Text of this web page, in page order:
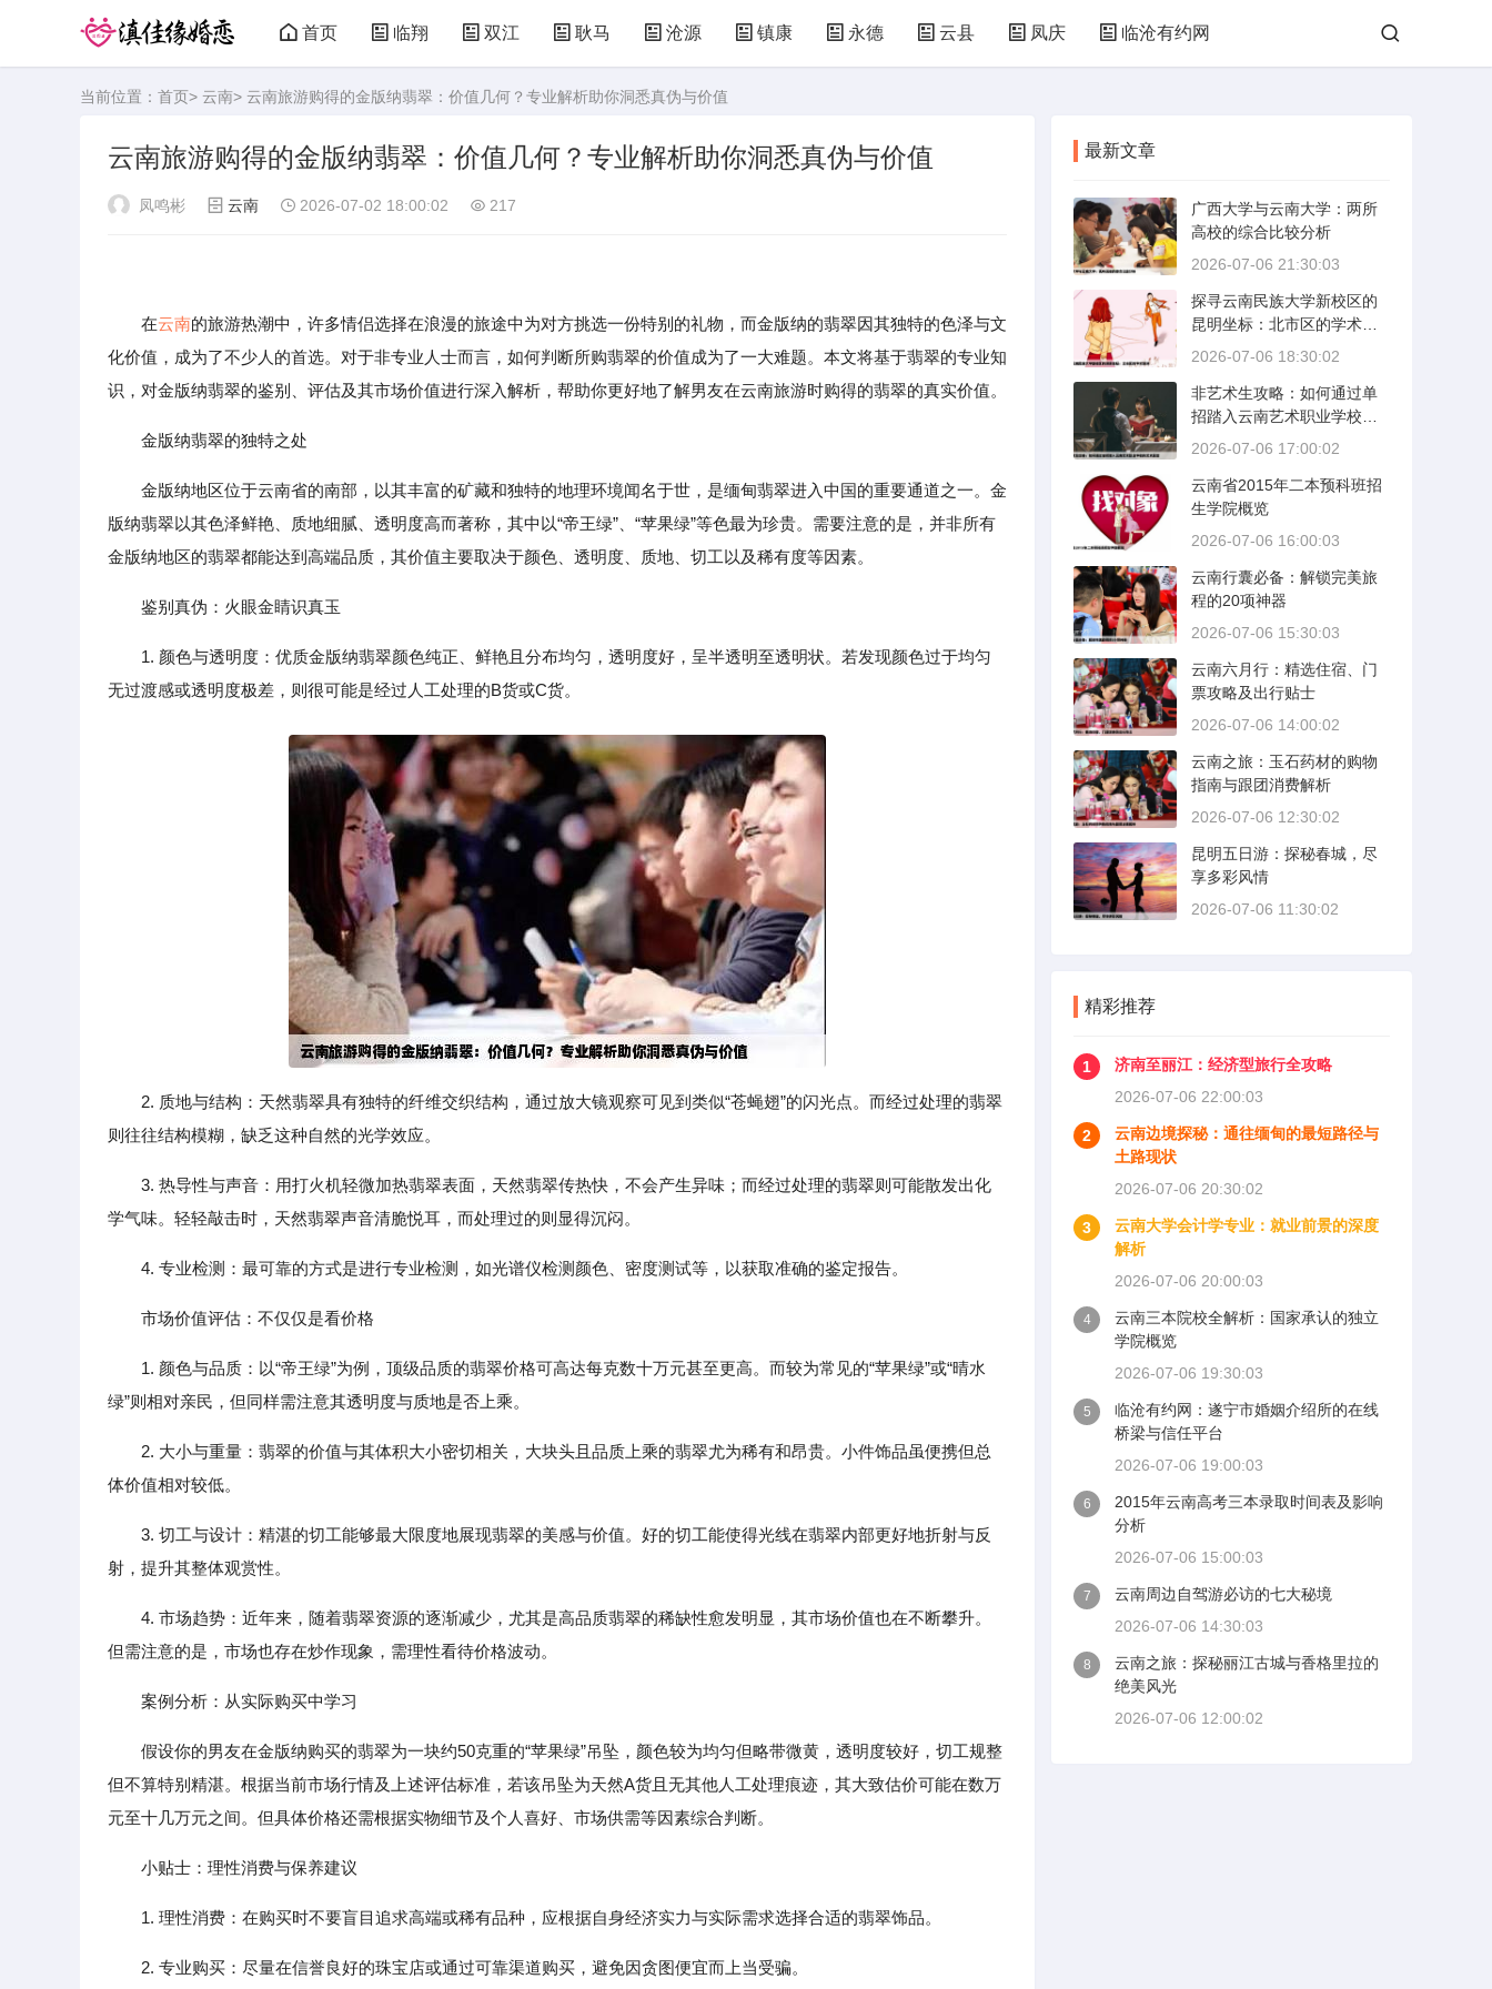
首页 临翔 双江 耿马 沧源 镇康 永德 云县 凤庆 临沧有约网
当前位置： 首页> 云南> 云南旅游购得的金版纳翡翠：价值几何？专业解析助你洞悉真伪与价值
云南旅游购得的金版纳翡翠：价值几何？专业解析助你洞悉真伪与价值
凤鸣彬 云南 2026-07-02 18:00:02 217
在云南的旅游热潮中，许多情侣选择在浪漫的旅途中为对方挑选一份特别的礼物，而金版纳的翡翠因其独特的色泽与文
化价值，成为了不少人的首选。对于非专业人士而言，如何判断所购翡翠的价值成为了一大难题。本文将基于翡翠的专业知
识，对金版纳翡翠的鉴别、评估及其市场价值进行深入解析，帮助你更好地了解男友在云南旅游时购得的翡翠的真实价值。
金版纳翡翠的独特之处
金版纳地区位于云南省的南部，以其丰富的矿藏和独特的地理环境闻名于世，是缅甸翡翠进入中国的重要通道之一。金
版纳翡翠以其色泽鲜艳、质地细腻、透明度高而著称，其中以“帝王绿”、“苹果绿”等色最为珍贵。需要注意的是，并非所有
金版纳地区的翡翠都能达到高端品质，其价值主要取决于颜色、透明度、质地、切工以及稀有度等因素。
鉴别真伪：火眼金睛识真玉
1. 颜色与透明度：优质金版纳翡翠颜色纯正、鲜艳且分布均匀，透明度好，呈半透明至透明状。若发现颜色过于均匀
无过渡感或透明度极差，则很可能是经过人工处理的B货或C货。
2. 质地与结构：天然翡翠具有独特的纤维交织结构，通过放大镜观察可见到类似“苍蝇翅”的闪光点。而经过处理的翡翠
则往往结构模糊，缺乏这种自然的光学效应。
3. 热导性与声音：用打火机轻微加热翡翠表面，天然翡翠传热快，不会产生异味；而经过处理的翡翠则可能散发出化
学气味。轻轻敲击时，天然翡翠声音清脆悦耳，而处理过的则显得沉闷。
4. 专业检测：最可靠的方式是进行专业检测，如光谱仪检测颜色、密度测试等，以获取准确的鉴定报告。
市场价值评估：不仅仅是看价格
1. 颜色与品质：以“帝王绿”为例，顶级品质的翡翠价格可高达每克数十万元甚至更高。而较为常见的“苹果绿”或“晴水
绿”则相对亲民，但同样需注意其透明度与质地是否上乘。
2. 大小与重量：翡翠的价值与其体积大小密切相关，大块头且品质上乘的翡翠尤为稀有和昂贵。小件饰品虽便携但总
体价值相对较低。
3. 切工与设计：精湛的切工能够最大限度地展现翡翠的美感与价值。好的切工能使得光线在翡翠内部更好地折射与反
射，提升其整体观赏性。
4. 市场趋势：近年来，随着翡翠资源的逐渐减少，尤其是高品质翡翠的稀缺性愈发明显，其市场价值也在不断攀升。
但需注意的是，市场也存在炒作现象，需理性看待价格波动。
案例分析：从实际购买中学习
假设你的男友在金版纳购买的翡翠为一块约50克重的“苹果绿”吊坠，颜色较为均匀但略带微黄，透明度较好，切工规整
但不算特别精湛。根据当前市场行情及上述评估标准，若该吊坠为天然A货且无其他人工处理痕迹，其大致估价可能在数万
元至十几万元之间。但具体价格还需根据实物细节及个人喜好、市场供需等因素综合判断。
小贴士：理性消费与保养建议
1. 理性消费：在购买时不要盲目追求高端或稀有品种，应根据自身经济实力与实际需求选择合适的翡翠饰品。
2. 专业购买：尽量在信誉良好的珠宝店或通过可靠渠道购买，避免因贪图便宜而上当受骗。
最新文章
广西大学与云南大学：两所
高校的综合比较分析
2026-07-06 21:30:03
探寻云南民族大学新校区的
昆明坐标：北市区的学术绿
洲
2026-07-06 18:30:02
非艺术生攻略：如何通过单
招踏入云南艺术职业学校的
艺术殿堂
2026-07-06 17:00:02
云南省2015年二本预科班招
生学院概览
2026-07-06 16:00:03
云南行囊必备：解锁完美旅
程的20项神器
2026-07-06 15:30:03
云南六月行：精选住宿、门
票攻略及出行贴士
2026-07-06 14:00:02
云南之旅：玉石药材的购物
指南与跟团消费解析
2026-07-06 12:30:02
昆明五日游：探秘春城，尽
享多彩风情
2026-07-06 11:30:02
精彩推荐
1
济南至丽江：经济型旅行全攻略
2026-07-06 22:00:03
2
云南边境探秘：通往缅甸的最短路径与
土路现状
2026-07-06 20:30:02
3
云南大学会计学专业：就业前景的深度
解析
2026-07-06 20:00:03
4
云南三本院校全解析：国家承认的独立
学院概览
2026-07-06 19:30:03
5
临沧有约网：遂宁市婚姻介绍所的在线
桥梁与信任平台
2026-07-06 19:00:03
6
2015年云南高考三本录取时间表及影响
分析
2026-07-06 15:00:03
7
云南周边自驾游必访的七大秘境
2026-07-06 14:30:03
8
云南之旅：探秘丽江古城与香格里拉的
绝美风光
2026-07-06 12:00:02